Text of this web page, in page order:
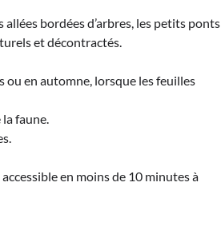
bordées d’arbres, les petits ponts
et décontractés.
en automne, lorsque les feuilles
faune.
en moins de 10 minutes à